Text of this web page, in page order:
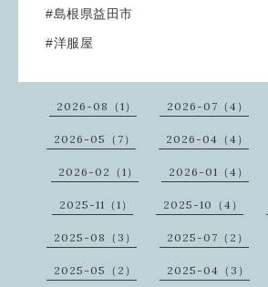
#島根県益田市
#洋服屋
2026-08（1） 2026-07（4）
2026-05（7） 2026-04（4）
2026-02（1） 2026-01（4）
2025-11（1） 2025-10（4）
2025-08（3） 2025-07（2）
2025-05（2） 2025-04（3）